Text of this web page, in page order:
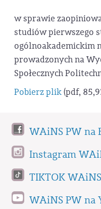
w sprawie
studiów pierwszego
ogólnoakademickim
prowadzonych na
Społecznych
Pobierz plik(pdf,
WAiNS PW na
Instagram
TIKTOK
WAiNS PW na